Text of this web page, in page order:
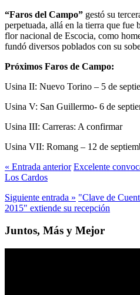
“Faros del Campo” gestó su
perpetuada, allá en la tierra que fue
flor nacional de Escocia, como
fundó diversos poblados con su
Próximos Faros de Campo:
Usina II: Nuevo Torino – 5 de
Usina V: San Guillermo- 6 de
Usina III: Carreras: A confirmar
Usina VII: Romang – 12 de
« Entrada anterior Excelente
Los Cardos
Siguiente entrada » "Clave de
2015" extiende su recepción
Juntos, Más y Mejor